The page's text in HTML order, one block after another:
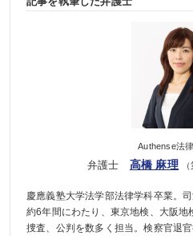
Authense法
弁護士 高橋 麻理
慶應義塾大学法学部法律学科卒業。
約6年間にわたり、東京地検、大阪地
捜査、公判を数多く担当。検察官退